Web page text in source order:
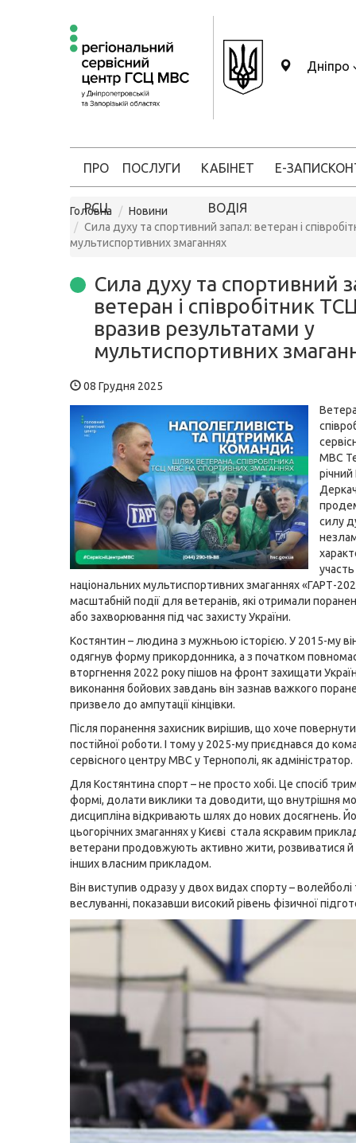
Дніпро
ПРО
РСЦ
ПОСЛУГИ КАБІНЕТ
ВОДІЯ
Е-ЗАПИС
Головна
Новини
Сила духу та спортивний запал: ветеран і
мультиспортивних змаганнях
Сила духу та спортивний
ветеран і співробітник
вразив результатами у
мультиспортивних
08 Грудня 2025
МВС
силу
участь
національних мультиспортивних змаганнях «ГАРТ-
масштабній події для ветеранів, які отримали
або захворювання під час захисту України.
Костянтин – людина з мужньою історією. У 2015-му
одягнув форму прикордонника, а з початком
вторгнення 2022 року пішов на фронт захищати
виконання бойових завдань він зазнав важкого
призвело до ампутації кінцівки.
Після поранення захисник вирішив, що хоче
постійної роботи. І тому у 2025-му приєднався до
сервісного центру МВС у Тернополі, як адміністратор.
Для Костянтина спорт – не просто хобі. Це спосіб
формі, долати виклики та доводити, що внутрішня
дисципліна відкривають шлях до нових досягнень.
цьогорічних змаганнях у Києві стала яскравим
ветерани продовжують активно жити, розвиватися й
інших власним прикладом.
Він виступив одразу у двох видах спорту – волейболі
веслуванні, показавши високий рівень фізичної